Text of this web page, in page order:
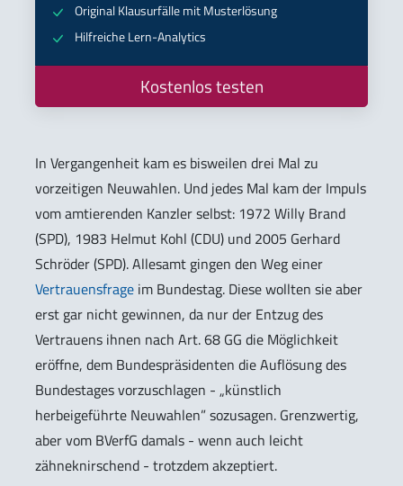
Original Klausurfälle mit Musterlösung
Hilfreiche Lern-Analytics
Kostenlos testen
In Vergangenheit kam es bisweilen drei Mal zu
vorzeitigen Neuwahlen. Und jedes Mal kam der Impuls
vom amtierenden Kanzler selbst: 1972 Willy Brand
(SPD), 1983 Helmut Kohl (CDU) und 2005 Gerhard
Schröder (SPD). Allesamt gingen den Weg einer
Vertrauensfrage im Bundestag. Diese wollten sie aber
erst gar nicht gewinnen, da nur der Entzug des
Vertrauens ihnen nach Art. 68 GG die Möglichkeit
eröffne, dem Bundespräsidenten die Auflösung des
Bundestages vorzuschlagen - „künstlich
herbeigeführte Neuwahlen” sozusagen. Grenzwertig,
aber vom BVerfG damals - wenn auch leicht
zähneknirschend - trotzdem akzeptiert.